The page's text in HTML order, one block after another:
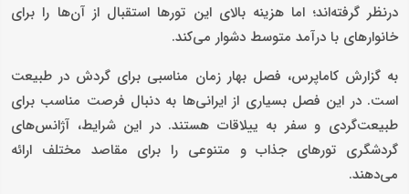
درنظر گرفته‌اند؛ اما هزینه بالای این تورها استقبال از آن‌ها را برای
خانوارهای با درآمد متوسط دشوار می‌کند.
به گزارش کاماپرس، فصل بهار زمان مناسبی برای گردش در طبیعت
است. در این فصل بسیاری از ایرانی‌ها به دنبال فرصت مناسب برای
طبیعت‌گردی و سفر به ییلاقات هستند. در این شرایط، آژانس‌های
گردشگری تورهای جذاب و متنوعی را برای مقاصد مختلف ارائه
می‌دهند.